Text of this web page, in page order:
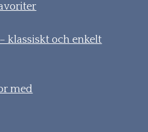
klassiskt och enkelt
med